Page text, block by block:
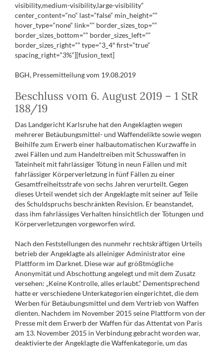
visibility,medium-visibility,large-visibility“
center_content=“no“ last=“false“ min_height=““
hover_type=“none“ link=““ border_sizes_top=““
border_sizes_bottom=““ border_sizes_left=““
border_sizes_right=““ type=“3_4″ first=“true“
spacing_right=“3%“][fusion_text]
BGH, Pressemitteilung vom 19.08.2019
Beschluss vom 6. August 2019 – 1 StR
188/19
Das Landgericht Karlsruhe hat den Angeklagten wegen
mehrerer Betäubungsmittel- und Waffendelikte sowie wegen
Beihilfe zum Erwerb einer halbautomatischen Kurzwaffe in
zwei Fällen und zum Handeltreiben mit Schusswaffen in
Tateinheit mit fahrlässiger Tötung in neun Fällen und mit
fahrlässiger Körperverletzung in fünf Fällen zu einer
Gesamtfreiheitsstrafe von sechs Jahren verurteilt. Gegen
dieses Urteil wendet sich der Angeklagte mit seiner auf Teile
des Schuldspruchs beschränkten Revision. Er beanstandet,
dass ihm fahrlässiges Verhalten hinsichtlich der Tötungen und
Körperverletzungen vorgeworfen wird.
Nach den Feststellungen des nunmehr rechtskräftigen Urteils
betrieb der Angeklagte als alleiniger Administrator eine
Plattform im Darknet. Diese war auf größtmögliche
Anonymität und Abschottung angelegt und mit dem Zusatz
versehen: „Keine Kontrolle, alles erlaubt.“ Dementsprechend
hatte er verschiedene Unterkategorien eingerichtet, die dem
Werben für Betäubungsmittel und dem Vertrieb von Waffen
dienten. Nachdem im November 2015 seine Plattform von der
Presse mit dem Erwerb der Waffen für das Attentat von Paris
am 13. November 2015 in Verbindung gebracht worden war,
deaktivierte der Angeklagte die Waffenkategorie, um das